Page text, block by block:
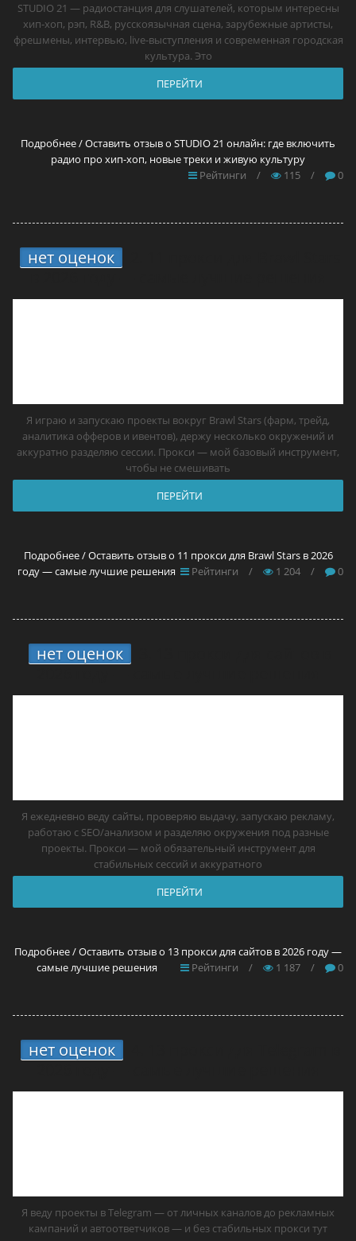
STUDIO 21 — радиостанция для слушателей, которым интересны
хип-хоп, рэп, R&B, русскоязычная сцена, зарубежные артисты,
фрешмены, интервью, live-выступления и современная городская
культура. Это
ПЕРЕЙТИ
Подробнее / Оставить отзыв о STUDIO 21 онлайн: где включить
радио про хип-хоп, новые треки и живую культуру
Рейтинги
/ 115 / 0
нет оценок
Я играю и запускаю проекты вокруг Brawl Stars (фарм, трейд,
аналитика офферов и ивентов), держу несколько окружений и
аккуратно разделяю сессии. Прокси — мой базовый инструмент,
чтобы не смешивать
ПЕРЕЙТИ
Подробнее / Оставить отзыв о 11 прокси для Brawl Stars в 2026
году — самые лучшие решения
Рейтинги / 1 204 / 0
нет оценок
Я ежедневно веду сайты, проверяю выдачу, запускаю рекламу,
работаю с SEO/анализом и разделяю окружения под разные
проекты. Прокси — мой обязательный инструмент для
стабильных сессий и аккуратного
ПЕРЕЙТИ
Подробнее / Оставить отзыв о 13 прокси для сайтов в 2026 году —
самые лучшие решения
Рейтинги / 1 187 / 0
нет оценок
Я веду проекты в Telegram — от личных каналов до рекламных
кампаний и автоответчиков — и без стабильных прокси тут